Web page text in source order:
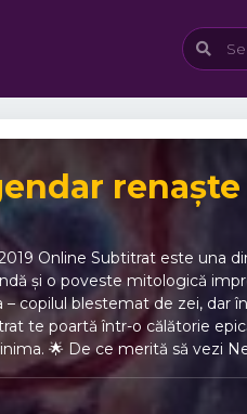
renaște
Online Subtitrat este una
și o poveste mitologică
copilul blestemat de zei, dar
te poartă într-o călătorie
🌟 De ce merită să vezi
⚔️ Luptă între
complex, rebel și curajos. 🎭